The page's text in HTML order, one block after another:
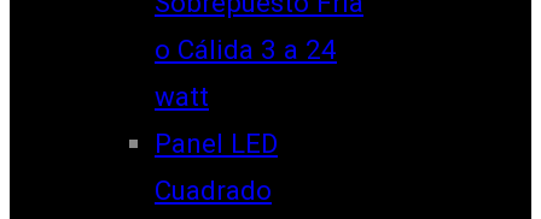
o Cálida 3 a 24
watt
Panel LED
Cuadrado